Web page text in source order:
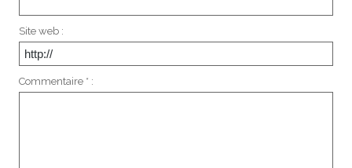
Site web :
Commentaire * :